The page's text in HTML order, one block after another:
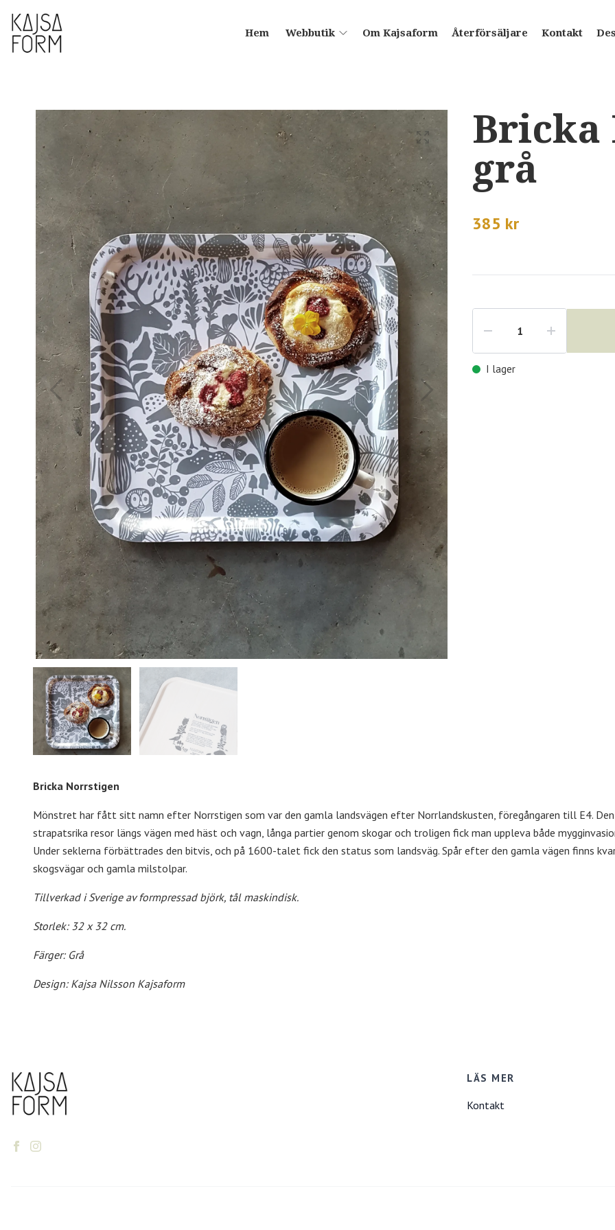
Hem Webbutik Om Kajsaform Återförsäljare Kontakt
Bricka
grå
385 kr
I lager
Bricka Norrstigen
Mönstret har fått sitt namn efter Norrstigen som var den gamla landsvägen efter Norrlandskusten, föregångaren till E4. Den
strapatsrika resor längs vägen med häst och vagn, långa partier genom skogar och troligen fick man uppleva både
Under seklerna förbättrades den bitvis, och på 1600-talet fick den status som landsväg. Spår efter den gamla vägen finns
skogsvägar och gamla milstolpar.
Tillverkad i Sverige av formpressad björk, tål maskindisk.
Storlek: 32 x 32 cm.
Färger: Grå
Design: Kajsa Nilsson Kajsaform
LÄS MER
Kontakt